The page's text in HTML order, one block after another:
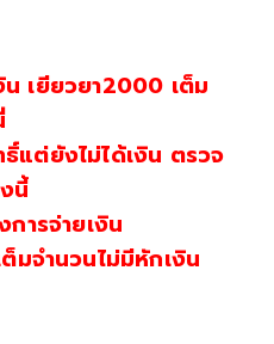
เยียวยา2000 เต็ม
แต่ยังไม่ได้เงิน ตรวจ
นี้
ารจ่ายเงิน
มจำนวนไม่มีหักเงิน